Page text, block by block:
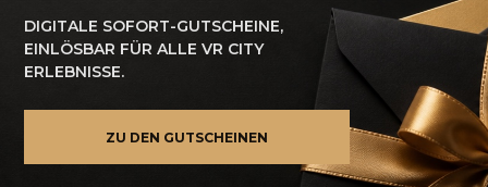
DIGITALE SOFORT-GUTSCHEINE,
EINLÖSBAR FÜR ALLE VR CITY
ERLEBNISSE.
ZU DEN GUTSCHEINEN